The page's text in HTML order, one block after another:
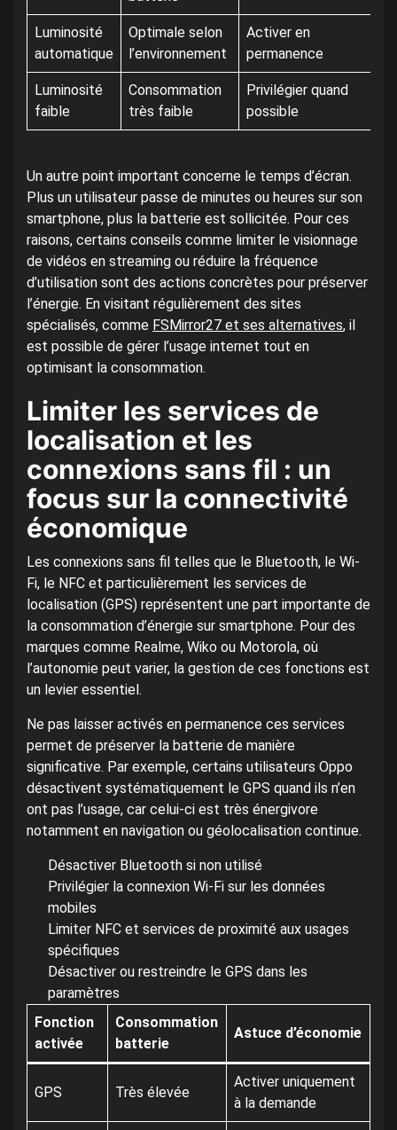
Luminosité
automatique
Optimale selon
l’environnement
Activer en
permanence
Luminosité
faible
Consommation
très faible
Privilégier quand
possible
Un autre point important concerne le temps d’écran.
Plus un utilisateur passe de minutes ou heures sur son
smartphone, plus la batterie est sollicitée. Pour ces
raisons, certains conseils comme limiter le visionnage
de vidéos en streaming ou réduire la fréquence
d’utilisation sont des actions concrètes pour préserver
l’énergie. En visitant régulièrement des sites
spécialisés, comme FSMirror27 et ses alternatives, il
est possible de gérer l’usage internet tout en
optimisant la consommation.
Limiter les services de
localisation et les
connexions sans fil : un
focus sur la connectivité
économique
Les connexions sans fil telles que le Bluetooth, le Wi-
Fi, le NFC et particulièrement les services de
localisation (GPS) représentent une part importante de
la consommation d’énergie sur smartphone. Pour des
marques comme Realme, Wiko ou Motorola, où
l’autonomie peut varier, la gestion de ces fonctions est
un levier essentiel.
Ne pas laisser activés en permanence ces services
permet de préserver la batterie de manière
significative. Par exemple, certains utilisateurs Oppo
désactivent systématiquement le GPS quand ils n’en
ont pas l’usage, car celui-ci est très énergivore
notamment en navigation ou géolocalisation continue.
Désactiver Bluetooth si non utilisé
Privilégier la connexion Wi-Fi sur les données
mobiles
Limiter NFC et services de proximité aux usages
spécifiques
Désactiver ou restreindre le GPS dans les
paramètres
Fonction
activée
Consommation
batterie
Astuce d’économie
GPS Très élevée
Activer uniquement
à la demande